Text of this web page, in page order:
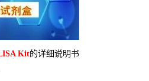
Kit的详细说明书